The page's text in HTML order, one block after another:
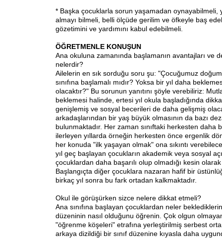
* Başka çocuklarla sorun yaşamadan oynayabilmeli,
almayı bilmeli, belli ölçüde gerilim ve öfkeyle baş
gözetimini ve yardımını kabul edebilmeli.
ÖĞRETMENLE KONUŞUN
Ana okuluna zamanında başlamanın avantajları ve
nelerdir?
Ailelerin en sık sorduğu soru şu: "Çocuğumuz
sınıfına başlamalı mıdır? Yoksa bir yıl daha
olacaktır?" Bu sorunun yanıtını şöyle verebiliriz:
beklemesi halinde, ertesi yıl okula başladığında
genişlemiş ve sosyal becerileri de daha gelişmiş
arkadaşlarından bir yaş büyük olmasının da bazı
bulunmaktadır. Her zaman sınıftaki herkesten daha
ilerleyen yıllarda örneğin herkesten önce ergenlik
her konuda "ilk yaşayan olmak" ona sıkıntı
yıl geç başlayan çocukların akademik veya sosyal
çocuklardan daha başarılı olup olmadığı kesin
Başlangıçta diğer çocuklara nazaran hafif bir
birkaç yıl sonra bu fark ortadan kalkmaktadır.
Okul ile görüşürken sizce nelere dikkat etmeli?
Ana sınıfına başlayan çocuklardan neler
düzeninin nasıl olduğunu öğrenin. Çok olgun
"öğrenme köşeleri" etrafına yerleştirilmiş serbest
arkaya dizildiği bir sınıf düzenine kıyasla daha